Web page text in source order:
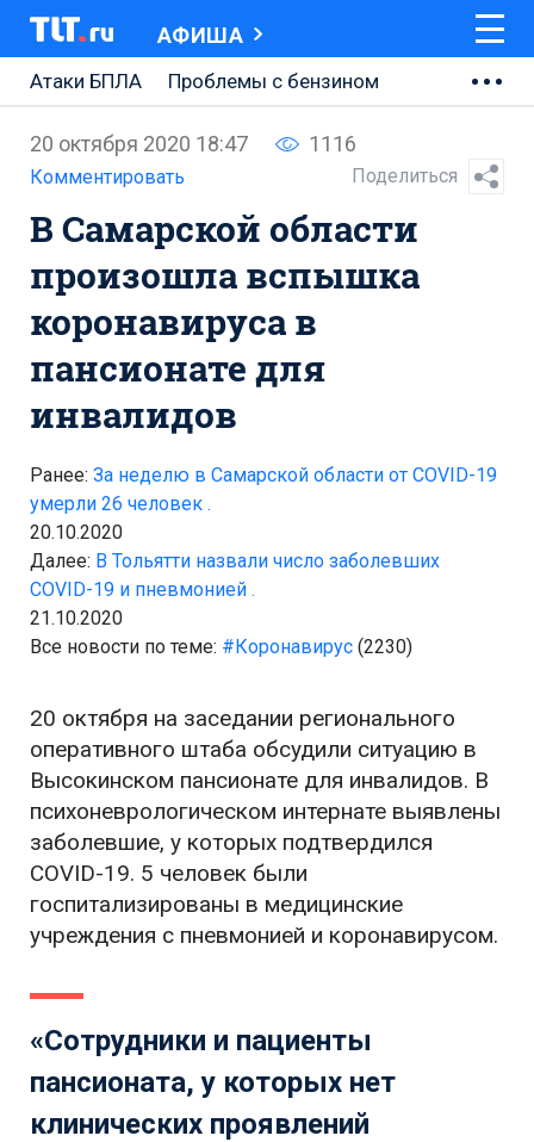
АФИША
Атаки БПЛА
Проблемы с бензином
АВТОВАЗ
Ремонт Центральной площади
Ремонт Обводного шоссе
Набережная Тольятти
Неделя Тольятти
20 октября 2020 18:47 1116
Комментировать Поделиться
В Самарской области
произошла вспышка
коронавируса в
пансионате для
инвалидов
Ранее: За неделю в Самарской области от COVID-19
умерли 26 человек .
20.10.2020
Далее: В Тольятти назвали число заболевших
COVID-19 и пневмонией .
21.10.2020
Все новости по теме: #Коронавирус (2230)
20 октября на заседании регионального
оперативного штаба обсудили ситуацию в
Высокинском пансионате для инвалидов. В
психоневрологическом интернате выявлены
заболевшие, у которых подтвердился
COVID-19. 5 человек были
госпитализированы в медицинские
учреждения с пневмонией и коронавирусом.
«Сотрудники и пациенты
пансионата, у которых нет
клинических проявлений